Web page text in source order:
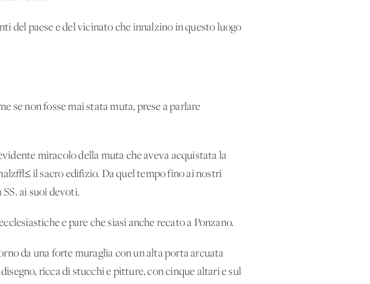
del paese e del vicinato che innalzino in questo luogo
se non fosse mai stata muta, prese a parlare
miracolo della muta che aveva acquistata la
il sacro edifizio. Da quel tempo fino ai nostri
ai suoi devoti.
e pare che siasi anche recato a Ponzano.
da una forte muraglia con un'alta porta arcuata
ricca di stucchi e pitture, con cinque altari e sul